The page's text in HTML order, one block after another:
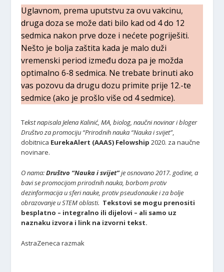
Uglavnom, prema uputstvu za ovu vakcinu,
druga doza se može dati bilo kad od 4 do 12
sedmica nakon prve doze i nećete pogriješiti.
Nešto je bolja zaštita kada je malo duži
vremenski period između doza pa je možda
optimalno 6-8 sedmica. Ne trebate brinuti ako
vas pozovu da drugu dozu primite prije 12.-te
sedmice (ako je prošlo više od 4 sedmice).
Tekst napisala Jelena Kalinić, MA, biolog, naučni novinar i bloger
Društvo za promociju “Prirodnih nauka “Nauka i svijet”,
dobitnica EurekaAlert (AAAS) Felowship 2020. za naučne
novinare.
O nama:Društvo “Nauka i svijet”je osnovano 2017. godine, a
bavi se promocijom prirodnih nauka, borbom protiv
dezinformacija u sferi nauke, protiv pseudonauke i za bolje
obrazovanje u STEM oblasti. Tekstovi se mogu prenositi
besplatno – integralno ili dijelovi – ali samo uz
naznaku izvora i link na izvorni tekst.
AstraZeneca razmak